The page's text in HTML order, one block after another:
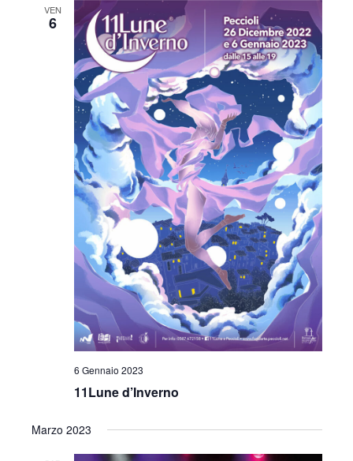
VEN
6
6 Gennaio 2023
11Lune d’Inverno
Marzo 2023